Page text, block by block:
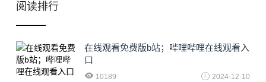
阅读排行
在线观看免费版b站；哔哩哔哩在线观看入
口
10189 2024-12-10